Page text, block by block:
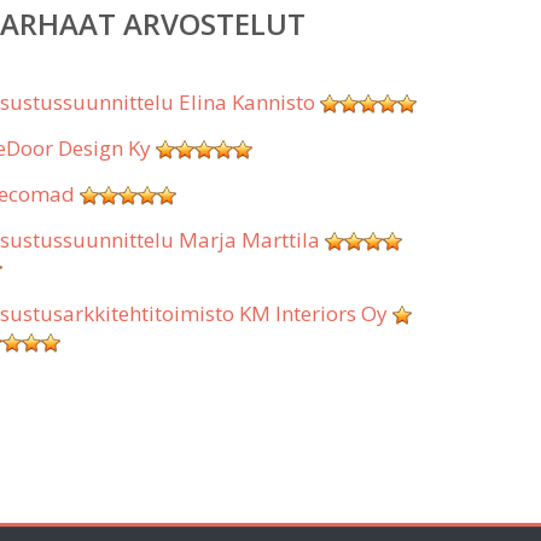
ARVOSTELUT
Elina Kannisto
Design Ky
Marja Marttila
KM Interiors Oy